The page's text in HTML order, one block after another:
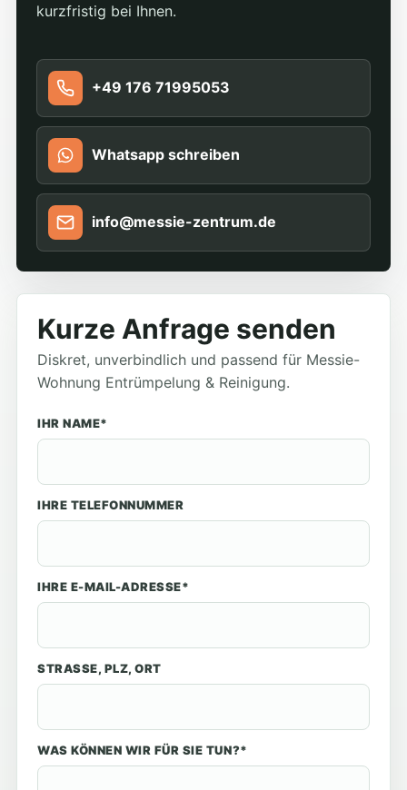
kurzfristig bei Ihnen.
+49 176 71995053
Whatsapp schreiben
info@messie-zentrum.de
Kurze Anfrage senden
Diskret, unverbindlich und passend für Messie-
Wohnung Entrümpelung & Reinigung.
IHR NAME*
IHRE TELEFONNUMMER
IHRE E-MAIL-ADRESSE*
STRASSE, PLZ, ORT
WAS KÖNNEN WIR FÜR SIE TUN?*